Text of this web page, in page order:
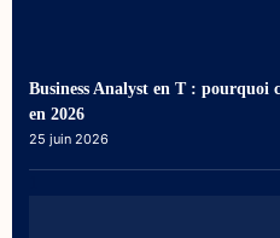
Business Analyst en T : pourquoi
en 2026
25 juin 2026